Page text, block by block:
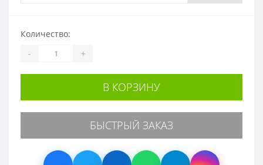
Количество:
- +
В КОРЗИНУ
БЫСТРЫЙ ЗАКАЗ